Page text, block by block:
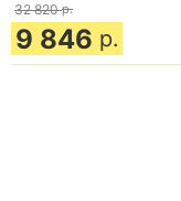
32 820 р.
9 846 р.